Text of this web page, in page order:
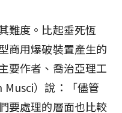
難度。比起垂死恆
商用爆破裝置產生的
要作者、喬治亞理工
）說：「儘管
要處理的層面也比較